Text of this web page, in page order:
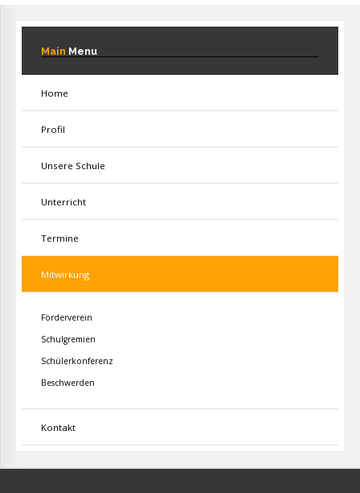
Main Menu
Home
Profil
Unsere Schule
Unterricht
Termine
Mitwirkung
Förderverein
Schulgremien
Schülerkonferenz
Beschwerden
Kontakt